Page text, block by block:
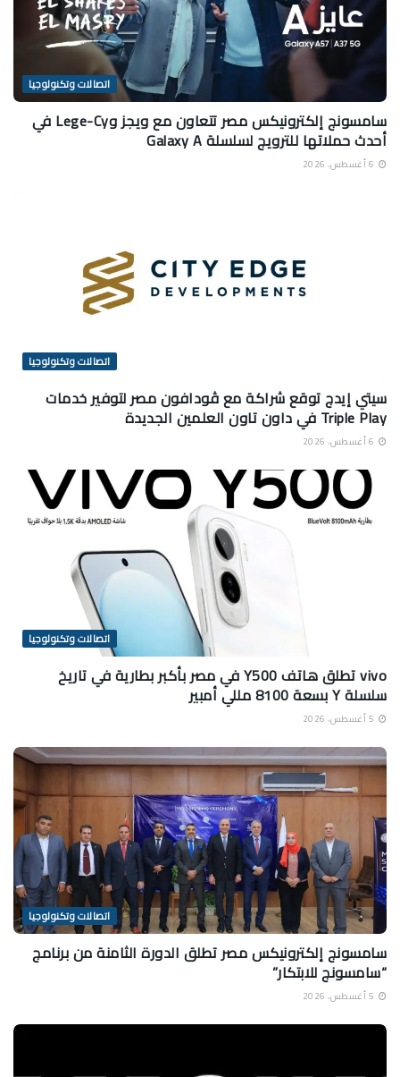
اتصالات وتكنولوجيا
سامسونج إلكترونيكس مصر تتعاون مع ويجز وLege-Cy في
أحدث حملاتها للترويج لسلسلة Galaxy A
اتصالات وتكنولوجيا
سيتي إيدج توقع شراكة مع ڤودافون مصر لتوفير خدمات
Triple Play في داون تاون العلمين الجديدة
اتصالات وتكنولوجيا
vivo تطلق هاتف Y500 في مصر بأكبر بطارية في تاريخ
سلسلة Y بسعة 8100 مللي أمبير
اتصالات وتكنولوجيا
سامسونج إلكترونيكس مصر تطلق الدورة الثامنة من برنامج
“سامسونج للابتكار”